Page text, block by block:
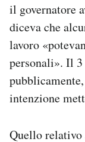
il governatore
diceva che
lavoro
personali». Il 3
intenzione
Quello relativo